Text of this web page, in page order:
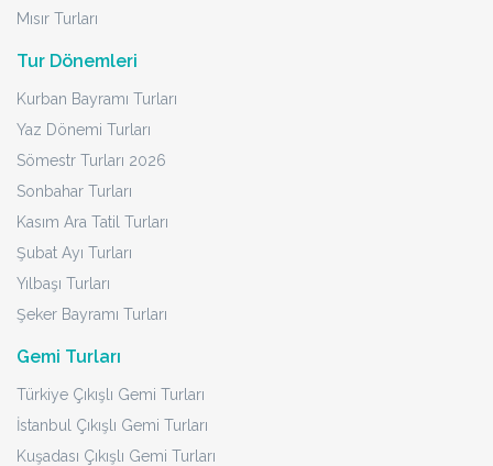
Mısır Turları
Tur Dönemleri
Kurban Bayramı Turları
Yaz Dönemi Turları
Sömestr Turları 2026
Sonbahar Turları
Kasım Ara Tatil Turları
Şubat Ayı Turları
Yılbaşı Turları
Şeker Bayramı Turları
Gemi Turları
Türkiye Çıkışlı Gemi Turları
İstanbul Çıkışlı Gemi Turları
Kuşadası Çıkışlı Gemi Turları